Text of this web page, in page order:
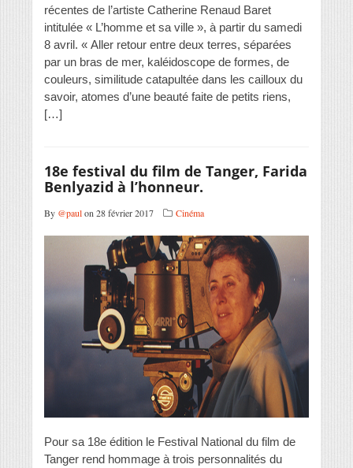
récentes de l’artiste Catherine Renaud Baret
intitulée « L’homme et sa ville », à partir du samedi
8 avril. « Aller retour entre deux terres, séparées
par un bras de mer, kaléidoscope de formes, de
couleurs, similitude catapultée dans les cailloux du
savoir, atomes d’une beauté faite de petits riens,
[…]
18e festival du film de Tanger, Farida
Benlyazid à l’honneur.
By @paulon 28 février 2017 Cinéma
Pour sa 18e édition le Festival National du film de
Tanger rend hommage à trois personnalités du